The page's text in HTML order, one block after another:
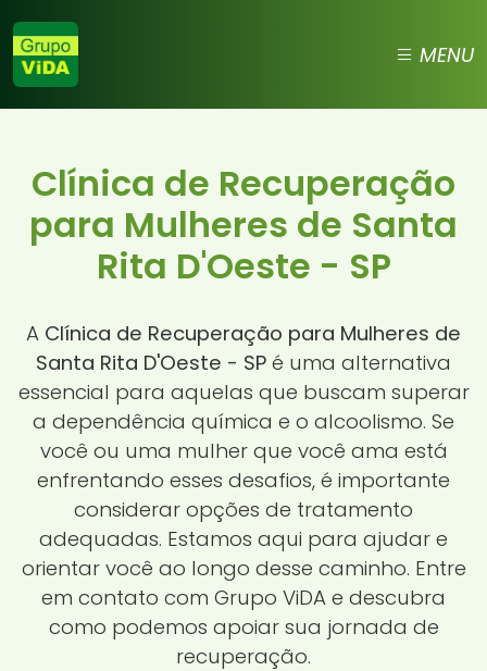
MENU
Clínica de Recuperação
para Mulheres de Santa
Rita D'Oeste - SP
A Clínica de Recuperação para Mulheres de
Santa Rita D'Oeste - SP é uma alternativa
essencial para aquelas que buscam superar
a dependência química e o alcoolismo. Se
você ou uma mulher que você ama está
enfrentando esses desafios, é importante
considerar opções de tratamento
adequadas. Estamos aqui para ajudar e
orientar você ao longo desse caminho. Entre
em contato com Grupo ViDA e descubra
como podemos apoiar sua jornada de
recuperação.